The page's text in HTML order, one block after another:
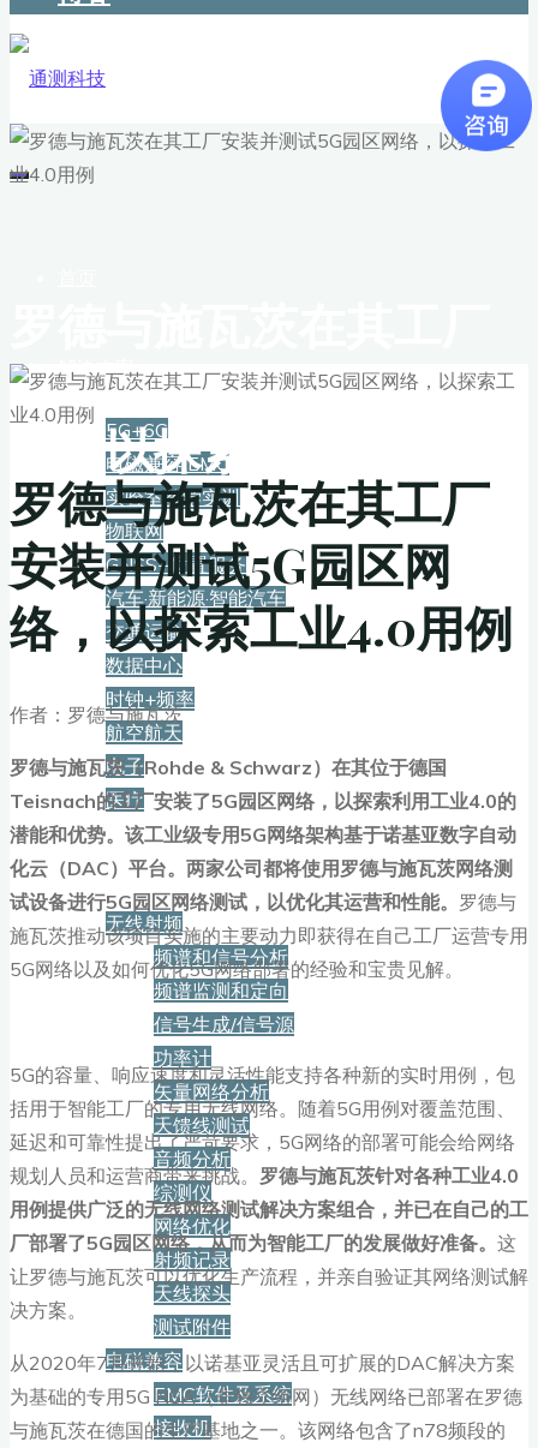
解决方案
5G+6G
电磁兼容 EMC
实验室教学实训
物联网
GNSS+位置服务
汽车·新能源·智能汽车
交通运输
数据中心
时钟+频率
航空航天
电子
医疗
产品
无线射频
频谱和信号分析
频谱监测和定向
信号生成/信号源
功率计
矢量网络分析
天馈线测试
音频分析
综测仪
网络优化
射频记录
天线探头
测试附件
电磁兼容
EMC软件及系统
接收机
安装并测试5G园区网
络，以探索工业4.0用例
罗德与施瓦茨在其工厂
安装并测试5G园区网
络，以探索工业4.0用例
作者：罗德与施瓦茨
罗德与施瓦茨（Rohde & Schwarz）在其位于德国
Teisnach的工厂安装了5G园区网络，以探索利用工业4.0的
潜能和优势。该工业级专用5G网络架构基于诺基亚数字自动
化云（DAC）平台。两家公司都将使用罗德与施瓦茨网络测
试设备进行5G园区网络测试，以优化其运营和性能。 罗德与
施瓦茨推动该项目实施的主要动力即获得在自己工厂运营专用
5G网络以及如何优化5G网络部署的经验和宝贵见解。
5G的容量、响应速度和灵活性能支持各种新的实时用例，包
括用于智能工厂的专用无线网络。随着5G用例对覆盖范围、
延迟和可靠性提出了严苛要求，5G网络的部署可能会给网络
规划人员和运营商带来挑战。 罗德与施瓦茨针对各种工业4.0
用例提供广泛的无线网络测试解决方案组合，并已在自己的工
厂部署了5G园区网络，从而为智能工厂的发展做好准备。 这
让罗德与施瓦茨可以优化生产流程，并亲自验证其网络测试解
决方案。
从2020年7月开始，以诺基亚灵活且可扩展的DAC解决方案
为基础的专用5G NSA（非独立组网）无线网络已部署在罗德
与施瓦茨在德国的生产基地之一。该网络包含了n78频段的